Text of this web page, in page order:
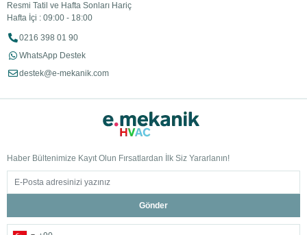
Resmi Tatil ve Hafta Sonları Hariç
Hafta İçi : 09:00 - 18:00
0216 398 01 90
WhatsApp Destek
destek@e-mekanik.com
Haber Bültenimize Kayıt Olun Fırsatlardan İlk Siz Yararlanın!
Gönder